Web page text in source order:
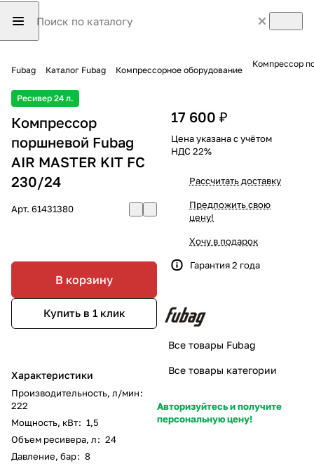
Fubag Каталог Fubag Компрессорное оборудование
Компрессор
Ресивер 24 л.
Компрессор
поршневой Fubag
AIR MASTER KIT FC
230/24
Арт. 61431380
В корзину
Купить в 1 клик
Характеристики
Производительность, л/мин:
222
Мощность, кВт: 1,5
Объем ресивера, л: 24
Давление, бар: 8
17 600 ₽
Цена указана с учётом
НДС 22%
Рассчитать доставку
Предложить свою
цену!
Хочу в подарок
Гарантия 2 года
Все товары Fubag
Все товары категории
Авторизуйтесь и получите
персональную цену!